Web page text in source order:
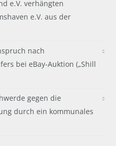
e.V. verhängten
e.V. aus der
nach
bei eBay-Auktion („Shill
gegen die
durch ein kommunales